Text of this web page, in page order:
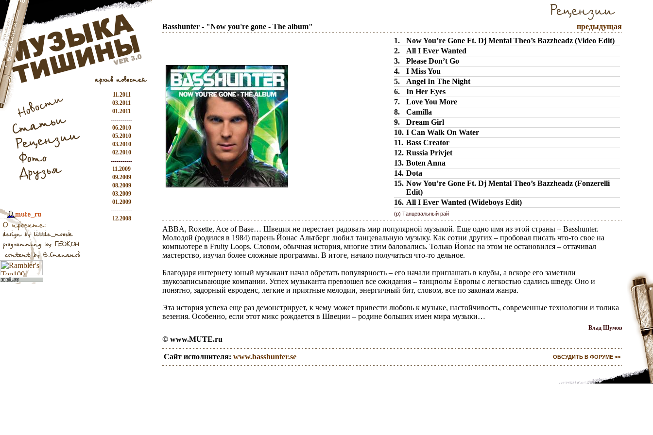
11.2011
03.2011
01.2011
-----------
06.2010
05.2010
03.2010
02.2010
-----------
11.2009
09.2009
08.2009
03.2009
01.2009
-----------
12.2008
Basshunter - "Now you're gone - The album"
предыдущая
1.
Now You’re Gone Ft. Dj Mental Theo’s Bazzheadz (Video Edit)
2.
All I Ever Wanted
3.
Please Don’t Go
4.
I Miss You
5.
Angel In The Night
6.
In Her Eyes
7.
Love You More
8.
Camilla
9.
Dream Girl
10. I Can Walk On Water
11. Bass Creator
12. Russia Privjet
13. Boten Anna
14. Dota
15. Now You’re Gone Ft. Dj Mental Theo’s Bazzheadz (Fonzerelli
Edit)
16. All I Ever Wanted (Wideboys Edit)
(p) Танцевальный рай
ABBA, Roxette, Ace of Base… Швеция не перестает радовать мир популярной музыкой. Еще одно имя из этой страны – Basshunter.
Молодой (родился в 1984) парень Йонас Альтберг любил танцевальную музыку. Как сотни других – пробовал писать что-то свое на
компьютере в Fruity Loops. Словом, обычная история, многие этим баловались. Только Йонас на этом не остановился – оттачивал
мастерство, изучал более сложные программы. В итоге, начало получаться что-то дельное.
Благодаря интернету юный музыкант начал обретать популярность – его начали приглашать в клубы, а вскоре его заметили
звукозаписывающие компании. Успех музыканта превзошел все ожидания – танцполы Европы с легкостью сдались шведу. Оно и
понятно, задорный евроденс, легкие и приятные мелодии, энергичный бит, словом, все по законам жанра.
Эта история успеха еще раз демонстрирует, к чему может привести любовь к музыке, настойчивость, современные технологии и толика
везения. Особенно, если этот микс рождается в Швеции – родине больших имен мира музыки…
Влад Шумов
© www.MUTE.ru
Сайт исполнителя: www.basshunter.se ОБСУДИТЬ В ФОРУМЕ >>